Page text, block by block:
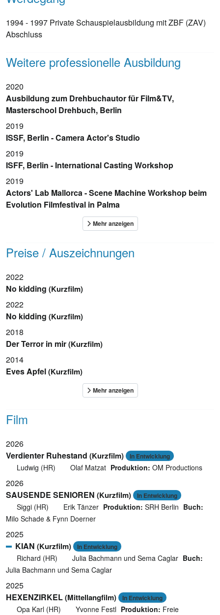
1994 - 1997 Private Schauspielausbildung mit ZBF (ZAV)
Abschluss
Weitere professionelle Ausbildung
2020
Ausbildung zum Drehbuchautor für Film&TV,
Masterschool Drehbuch, Berlin
2019
ISSF, Berlin - Camera Actor's Studio
2019
ISFF, Berlin - International Casting Workshop
2019
Actors' Lab Mallorca - Scene Machine Workshop beim
Evolution Filmfestival in Palma
Preise / Auszeichnungen
2022
No kidding (Kurzfilm)
2022
No kidding (Kurzfilm)
2018
Der Terror in mir(Kurzfilm)
2014
Eves Apfel(Kurzfilm)
Film
2026
Verdienter Ruhestand (Kurzfilm) In Entwicklung
Ludwig (HR) Olaf Matzat Produktion: OM Productions
2026
SAUSENDE SENIOREN (Kurzfilm) In Entwicklung
Siggi (HR) Erik Tänzer Produktion: SRH Berlin Buch:
Milo Schade & Fynn Doerner
2025
KIAN (Kurzfilm) In Entwicklung
Richard (HR) Julia Bachmann und Sema Caglar Buch:
Julia Bachmann und Sema Caglar
2025
HEXENZIRKEL(Mittellangfilm) In Entwicklung
Opa Karl (HR) Yvonne Festl Produktion: Freie